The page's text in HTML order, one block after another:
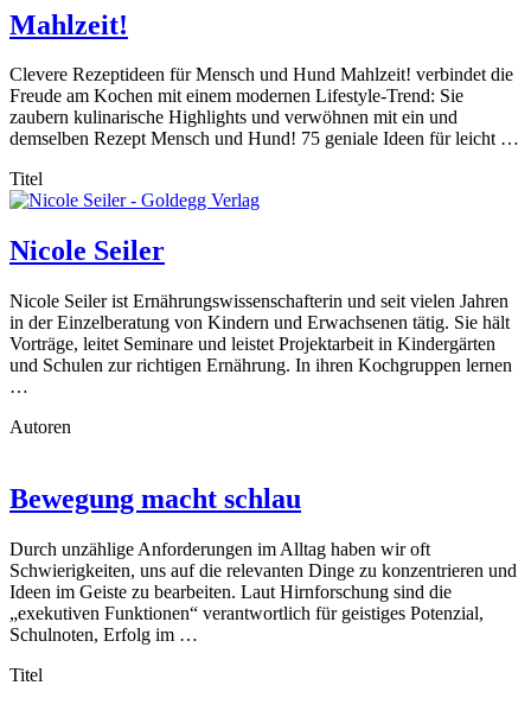
Mahlzeit!
Clevere Rezeptideen für Mensch und Hund Mahlzeit! verbindet die
Freude am Kochen mit einem modernen Lifestyle-Trend: Sie
zaubern kulinarische Highlights und verwöhnen mit ein und
demselben Rezept Mensch und Hund! 75 geniale Ideen für leicht …
Titel
Nicole Seiler
Nicole Seiler ist Ernährungswissenschafterin und seit vielen Jahren
in der Einzelberatung von Kindern und Erwachsenen tätig. Sie hält
Vorträge, leitet Seminare und leistet Projektarbeit in Kindergärten
und Schulen zur richtigen Ernährung. In ihren Kochgruppen lernen
…
Autoren
Bewegung macht schlau
Durch unzählige Anforderungen im Alltag haben wir oft
Schwierigkeiten, uns auf die relevanten Dinge zu konzentrieren und
Ideen im Geiste zu bearbeiten. Laut Hirnforschung sind die
„exekutiven Funktionen“ verantwortlich für geistiges Potenzial,
Schulnoten, Erfolg im …
Titel